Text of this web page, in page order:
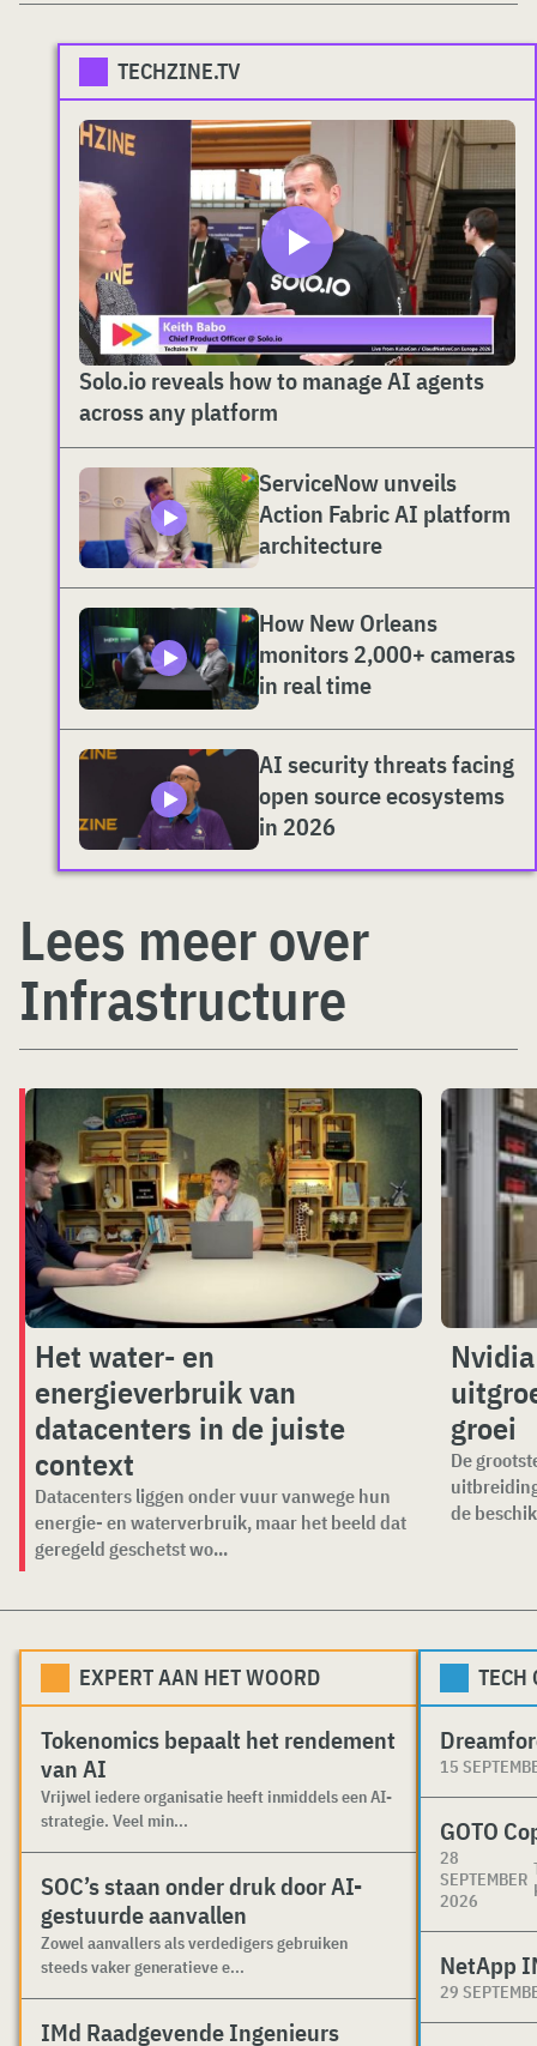
TECHZINE.TV
Solo.io reveals how to manage AI agents
across any platform
ServiceNow unveils
Action Fabric AI platform
architecture
How New Orleans
monitors 2,000+ cameras
in real time
AI security threats facing
open source ecosystems
in 2026
Lees meer over
Infrastructure
Het water- en
energieverbruik van
datacenters in de juiste
context
Datacenters liggen onder vuur vanwege hun
energie- en waterverbruik, maar het beeld dat
geregeld geschetst wo...
groei
De
de
EXPERT AAN HET WOORD
Tokenomics bepaalt het rendement
van AI
Vrijwel iedere organisatie heeft inmiddels een AI-
strategie. Veel min...
SOC’s staan onder druk door AI-
gestuurde aanvallen
Zowel aanvallers als verdedigers gebruiken
steeds vaker generatieve e...
IMd Raadgevende Ingenieurs
TECH
15
GOTO
28
SEPTEMBER
2026
NetApp
29